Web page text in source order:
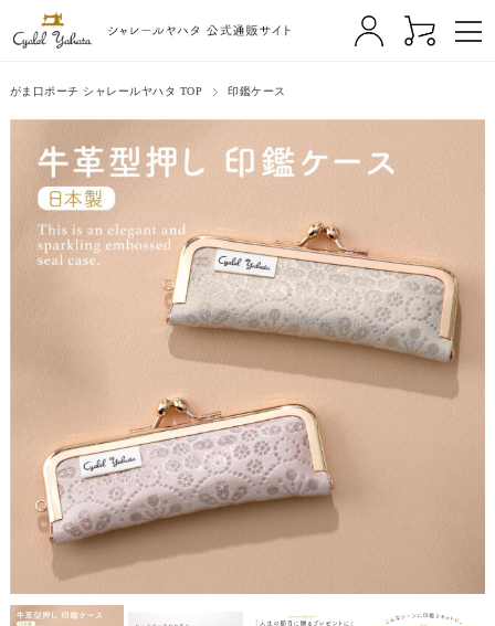
がま口ポーチ シャレールヤハタ TOP 印鑑ケース